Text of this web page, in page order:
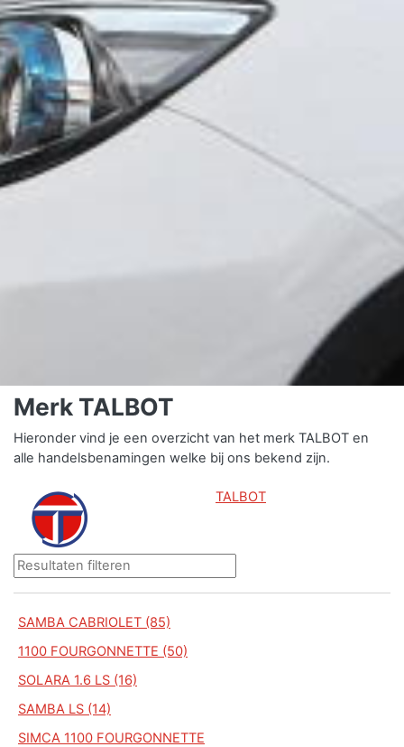
Merk TALBOT
Hieronder vind je een overzicht van het merk TALBOT en
alle handelsbenamingen welke bij ons bekend zijn.
TALBOT
SAMBA CABRIOLET (85)
1100 FOURGONNETTE (50)
SOLARA 1.6 LS (16)
SAMBA LS (14)
SIMCA 1100 FOURGONNETTE